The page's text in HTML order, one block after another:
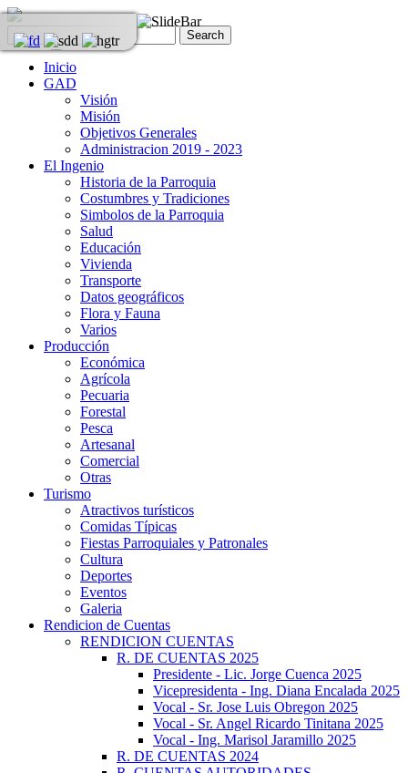
Inicio
GAD
Visión
Misión
Objetivos Generales
Administracion 2019 - 2023
El Ingenio
Historia de la Parroquia
Costumbres y Tradiciones
Simbolos de la Parroquia
Salud
Educación
Vivienda
Transporte
Datos geográficos
Flora y Fauna
Varios
Producción
Económica
Agrícola
Pecuaria
Forestal
Pesca
Artesanal
Comercial
Otras
Turismo
Atractivos turísticos
Comidas Típicas
Fiestas Parroquiales y Patronales
Cultura
Deportes
Eventos
Galeria
Rendicion de Cuentas
RENDICION CUENTAS
R. DE CUENTAS 2025
Presidente - Lic. Jorge Cuenca 2025
Vicepresidenta - Ing. Diana Encalada 2025
Vocal - Sr. Jose Luis Obregon 2025
Vocal - Sr. Angel Ricardo Tinitana 2025
Vocal - Ing. Marisol Jaramillo 2025
R. DE CUENTAS 2024